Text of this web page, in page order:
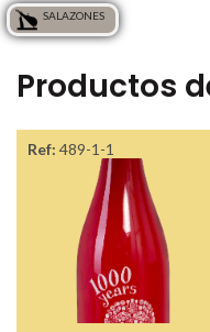
SALAZONES
Productos
Ref: 489-1-1